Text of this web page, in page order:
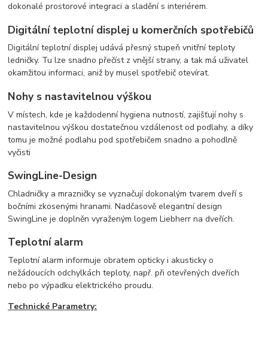
dokonalé prostorové integraci a sladění s interiérem.
Digitální teplotní displej u komerčních spotřebičů
Digitální teplotní displej udává přesný stupeň vnitřní teploty
ledničky. Tu lze snadno přečíst z vnější strany, a tak má uživatel
okamžitou informaci, aniž by musel spotřebič otevírat.
Nohy s nastavitelnou výškou
V místech, kde je každodenní hygiena nutností, zajišťují nohy s
nastavitelnou výškou dostatečnou vzdálenost od podlahy, a díky
tomu je možné podlahu pod spotřebičem snadno a pohodlně
vyčisti
SwingLine-Design
Chladničky a mrazničky se vyznačují dokonalým tvarem dveří s
bočními zkosenými hranami. Nadčasově elegantní design
SwingLine je doplněn vyraženým logem Liebherr na dveřích.
Teplotní alarm
Teplotní alarm informuje obratem opticky i akusticky o
nežádoucích odchylkách teploty, např. při otevřených dveřích
nebo po výpadku elektrického proudu.
Technické Parametry: